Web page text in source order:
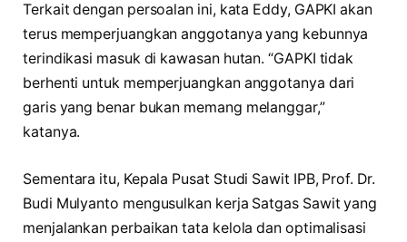
Terkait dengan persoalan ini, kata Eddy, GAPKI akan
terus memperjuangkan anggotanya yang kebunnya
terindikasi masuk di kawasan hutan. “GAPKI tidak
berhenti untuk memperjuangkan anggotanya dari
garis yang benar bukan memang melanggar,”
katanya.
Sementara itu, Kepala Pusat Studi Sawit IPB, Prof. Dr.
Budi Mulyanto mengusulkan kerja Satgas Sawit yang
menjalankan perbaikan tata kelola dan optimalisasi